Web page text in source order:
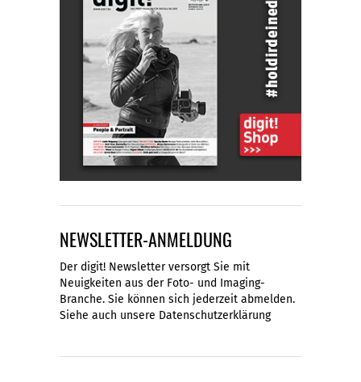
NEWSLETTER-ANMELDUNG
Der digit! Newsletter versorgt Sie mit
Neuigkeiten aus der Foto- und Imaging-
Branche. Sie können sich jederzeit abmelden.
Siehe auch unsere Datenschutzerklärung